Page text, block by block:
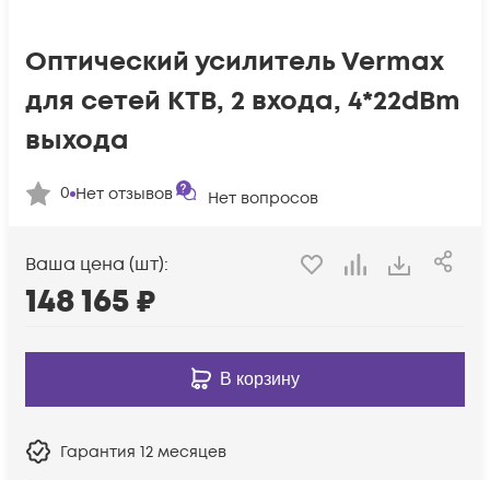
Оптический усилитель Vermax
для сетей КТВ, 2 входа, 4*22dBm
выхода
0 Нет отзывов Нет вопросов
Ваша цена (шт):
148 165₽
В корзину
Гарантия 12 месяцев